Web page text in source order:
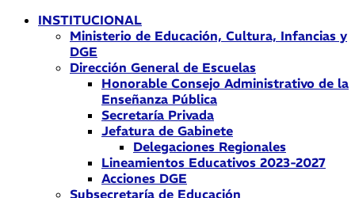
INSTITUCIONAL
Ministerio de Educación, Cultura, Infancias y
DGE
Dirección General de Escuelas
Honorable Consejo Administrativo de la
Enseñanza Pública
Secretaría Privada
Jefatura de Gabinete
Delegaciones Regionales
Lineamientos Educativos 2023-2027
Acciones DGE
Subsecretaría de Educación